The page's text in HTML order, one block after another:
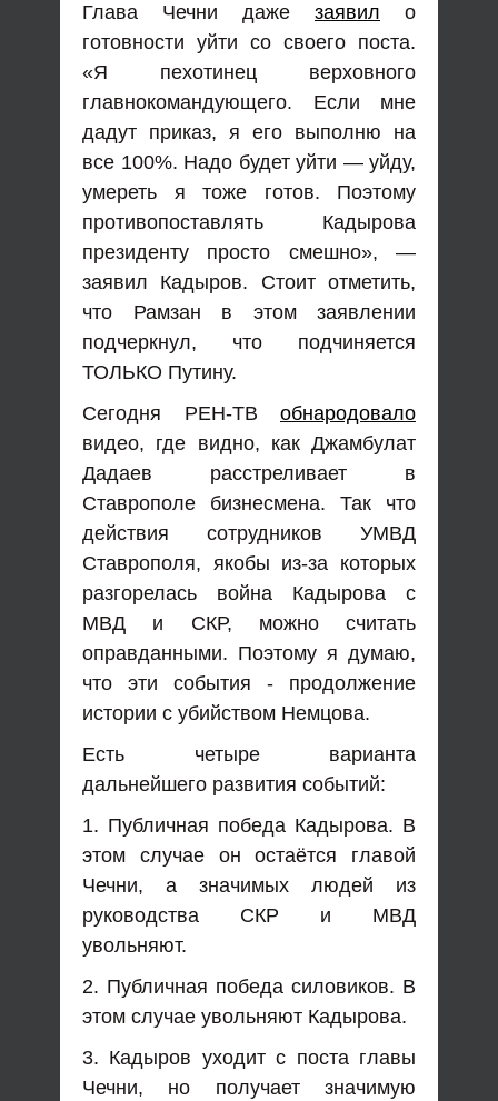
Глава Чечни даже заявил о
готовности уйти со своего поста.
«Я пехотинец верховного
главнокомандующего. Если мне
дадут приказ, я его выполню на
все 100%. Надо будет уйти — уйду,
умереть я тоже готов. Поэтому
противопоставлять Кадырова
президенту просто смешно», —
заявил Кадыров. Стоит отметить,
что Рамзан в этом заявлении
подчеркнул, что подчиняется
ТОЛЬКО Путину.
Сегодня РЕН-ТВ обнародовало
видео, где видно, как Джамбулат
Дадаев расстреливает в
Ставрополе бизнесмена. Так что
действия сотрудников УМВД
Ставрополя, якобы из-за которых
разгорелась война Кадырова с
МВД и СКР, можно считать
оправданными. Поэтому я думаю,
что эти события - продолжение
истории с убийством Немцова.
Есть четыре варианта
дальнейшего развития событий:
1. Публичная победа Кадырова. В
этом случае он остаётся главой
Чечни, а значимых людей из
руководства СКР и МВД
увольняют.
2. Публичная победа силовиков. В
этом случае увольняют Кадырова.
3. Кадыров уходит с поста главы
Чечни, но получает значимую